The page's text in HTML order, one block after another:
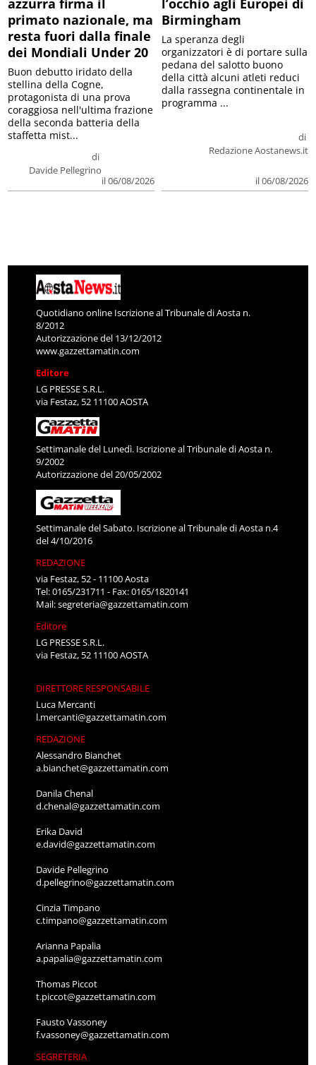
azzurra firma il
primato nazionale, ma
resta fuori dalla finale
dei Mondiali Under 20
di
Davide Pellegrino
il 06/08/2026
Buon debutto iridato della
stellina della Cogne,
protagonista di una prova
coraggiosa nell'ultima frazione
della seconda batteria della
staffetta mist...
l’occhio agli Europei di
Birmingham
di
Redazione Aostanews.it
il 06/08/2026
La speranza degli
organizzatori è di portare sulla
pedana del salotto buono
della città alcuni atleti reduci
dalla rassegna continentale in
programma ...
Quotidiano online Iscrizione al Tribunale di Aosta n.
8/2012
Autorizzazione del 13/12/2012
www.gazzettamatin.com
Editore
LG PRESSE S.R.L.
via Festaz, 52 11100 AOSTA
Settimanale del Lunedì. Iscrizione al Tribunale di Aosta n.
9/2002
Autorizzazione del 20/05/2002
Settimanale del Sabato. Iscrizione al Tribunale di Aosta n.4
del 4/10/2016
REDAZIONE
via Festaz, 52 - 11100 Aosta
Tel: 0165/231711 - Fax: 0165/1820141
Mail:segreteria@gazzettamatin.com
Editore
LG PRESSE S.R.L.
via Festaz, 52 11100 AOSTA
DIRETTORE RESPONSABILE
Luca Mercanti
l.mercanti@gazzettamatin.com
REDAZIONE
Alessandro Bianchet
a.bianchet@gazzettamatin.com
Danila Chenal
d.chenal@gazzettamatin.com
Erika David
e.david@gazzettamatin.com
Davide Pellegrino
d.pellegrino@gazzettamatin.com
Cinzia Timpano
c.timpano@gazzettamatin.com
Arianna Papalia
a.papalia@gazzettamatin.com
Thomas Piccot
t.piccot@gazzettamatin.com
Fausto Vassoney
f.vassoney@gazzettamatin.com
SEGRETERIA